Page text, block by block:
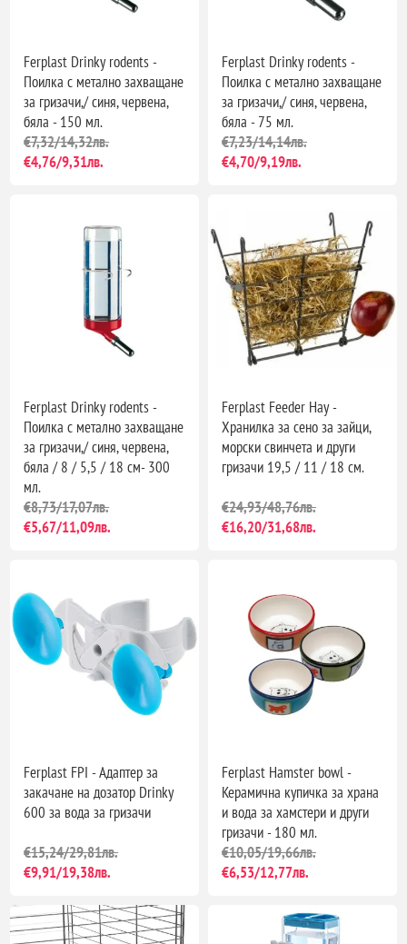
Ferplast Drinky rodents -
Поилка с метално захващане
за гризачи,/ синя, червена,
бяла - 150 мл.
€7,32/14,32лв.
€4,76/9,31лв.
Ferplast Drinky rodents -
Поилка с метално захващане
за гризачи,/ синя, червена,
бяла - 75 мл.
€7,23/14,14лв.
€4,70/9,19лв.
Ferplast Drinky rodents -
Поилка с метално захващане
за гризачи,/ синя, червена,
бяла / 8 / 5,5 / 18 см- 300
мл.
€8,73/17,07лв.
€5,67/11,09лв.
Ferplast Feeder Hay -
Хранилка за сено за зайци,
морски свинчета и други
гризачи 19,5 / 11 / 18 см.
€24,93/48,76лв.
€16,20/31,68лв.
Ferplast FPI - Адаптер за
закачане на дозатор Drinky
600 за вода за гризачи
€15,24/29,81лв.
€9,91/19,38лв.
Ferplast Hamster bowl -
Керамична купичка за храна
и вода за хамстери и други
гризачи - 180 мл.
€10,05/19,66лв.
€6,53/12,77лв.